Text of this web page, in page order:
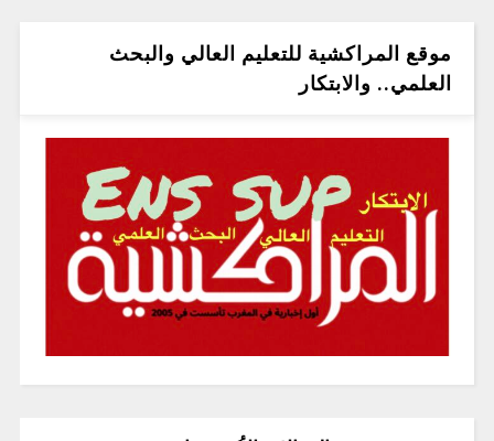
موقع المراكشية للتعليم العالي والبحث
العلمي.. والابتكار